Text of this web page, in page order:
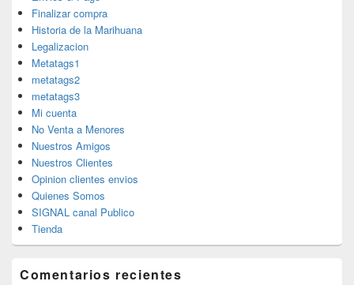
Finalizar compra
Historia de la Marihuana
Legalizacion
Metatags1
metatags2
metatags3
Mi cuenta
No Venta a Menores
Nuestros Amigos
Nuestros Clientes
Opinion clientes envios
Quienes Somos
SIGNAL canal Publico
Tienda
Comentarios recientes